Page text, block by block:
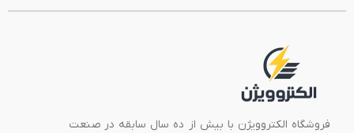
فروشگاه الکتروویژن با بیش از ده سال سابقه در صنعت